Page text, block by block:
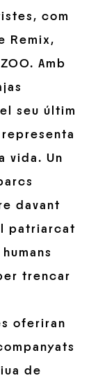
com
Remix,
Amb
seu últim
vida. Un
davant
patriarcat
trencar
oferiran
de